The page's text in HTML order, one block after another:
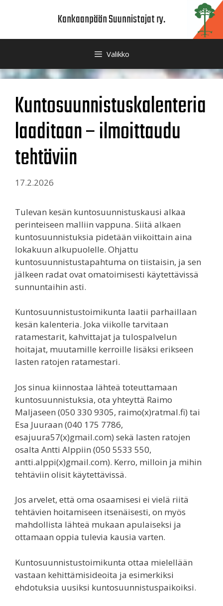
Kankaanpään Suunnistajat ry.
Valikko
Kuntosuunnistuskalenteria
laaditaan – ilmoittaudu
tehtäviin
17.2.2026
Tulevan kesän kuntosuunnistuskausi alkaa
perinteiseen malliin vappuna. Siitä alkaen
kuntosuunnistuksia pidetään viikoittain aina
lokakuun alkupuolelle. Ohjattu
kuntosuunnistustapahtuma on tiistaisin, ja sen
jälkeen radat ovat omatoimisesti käytettävissä
sunnuntaihin asti.
Kuntosuunnistustoimikunta laatii parhaillaan
kesän kalenteria. Joka viikolle tarvitaan
ratamestarit, kahvittajat ja tulospalvelun
hoitajat, muutamille kerroille lisäksi erikseen
lasten ratojen ratamestari.
Jos sinua kiinnostaa lähteä toteuttamaan
kuntosuunnistuksia, ota yhteyttä Raimo
Maljaseen (050 330 9305, raimo(x)ratmal.fi) tai
Esa Juuraan (040 175 7786,
esajuura57(x)gmail.com) sekä lasten ratojen
osalta Antti Alppiin (050 5533 550,
antti.alppi(x)gmail.com). Kerro, milloin ja mihin
tehtäviin olisit käytettävissä.
Jos arvelet, että oma osaamisesi ei vielä riitä
tehtävien hoitamiseen itsenäisesti, on myös
mahdollista lähteä mukaan apulaiseksi ja
ottamaan oppia tulevia kausia varten.
Kuntosuunnistustoimikunta ottaa mielellään
vastaan kehittämisideoita ja esimerkiksi
ehdotuksia uusiksi kuntosuunnistuspaikoiksi.